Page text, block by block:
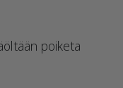
poiketa